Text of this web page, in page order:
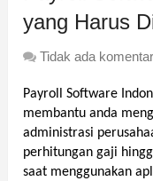
yang Harus
Tidak ada komentar
Payroll Software
membantu anda
administrasi
perhitungan gaji
saat menggunakan